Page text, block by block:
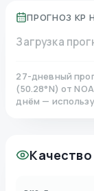
ПРОГНОЗ KP
Загрузка
27-дневный
(50.28°N)от
днём —
Качество